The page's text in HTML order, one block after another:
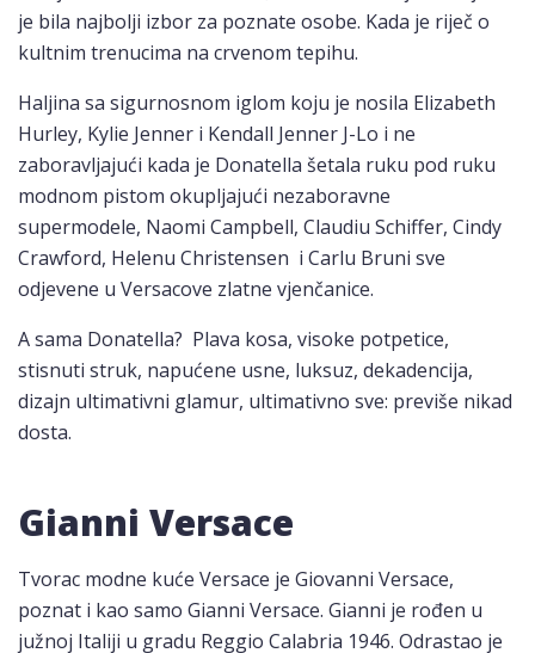
je bila najbolji izbor za poznate osobe. Kada je riječ o
kultnim trenucima na crvenom tepihu.
Haljina sa sigurnosnom iglom koju je nosila Elizabeth
Hurley, Kylie Jenner i Kendall Jenner J-Lo i ne
zaboravljajući kada je Donatella šetala ruku pod ruku
modnom pistom okupljajući nezaboravne
supermodele, Naomi Campbell, Claudiu Schiffer, Cindy
Crawford, Helenu Christensen i Carlu Bruni sve
odjevene u Versacove zlatne vjenčanice.
A sama Donatella? Plava kosa, visoke potpetice,
stisnuti struk, napućene usne, luksuz, dekadencija,
dizajn ultimativni glamur, ultimativno sve: previše nikad
dosta.
Gianni Versace
Tvorac modne kuće Versace je Giovanni Versace,
poznat i kao samo Gianni Versace. Gianni je rođen u
južnoj Italiji u gradu Reggio Calabria 1946. Odrastao je